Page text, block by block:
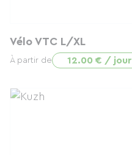
Vélo VTC L/XL
À partir de 12.00 € / jour